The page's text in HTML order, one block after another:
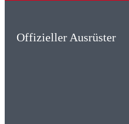
Offizieller Ausrüster